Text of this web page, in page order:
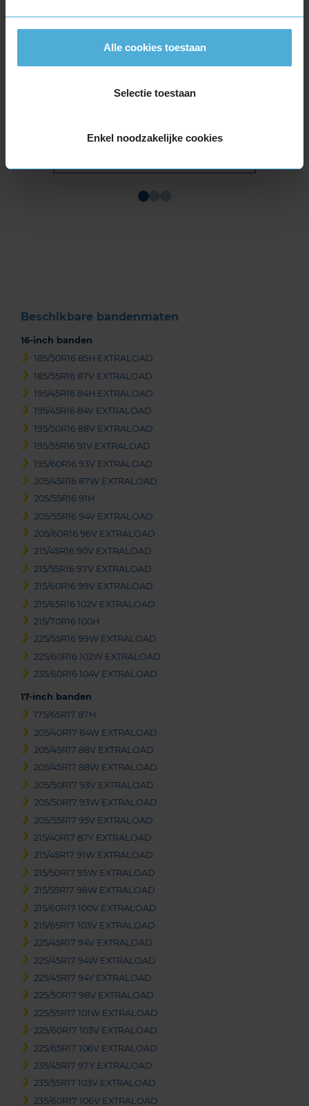
Alle cookies toestaan
Selectie toestaan
Enkel noodzakelijke cookies
Per band € 40,-
Bandengarantieplan
Beschikbare bandenmaten
16-inch banden
185/50R16 85H EXTRALOAD
185/55R16 87V EXTRALOAD
195/45R16 84H EXTRALOAD
195/45R16 84V EXTRALOAD
195/50R16 88V EXTRALOAD
195/55R16 91V EXTRALOAD
195/60R16 93V EXTRALOAD
205/45R16 87W EXTRALOAD
205/55R16 91H
205/55R16 94V EXTRALOAD
205/60R16 96V EXTRALOAD
215/45R16 90V EXTRALOAD
215/55R16 97V EXTRALOAD
215/60R16 99V EXTRALOAD
215/65R16 102V EXTRALOAD
215/70R16 100H
225/55R16 99W EXTRALOAD
225/60R16 102W EXTRALOAD
235/60R16 104V EXTRALOAD
17-inch banden
175/65R17 87H
205/40R17 84W EXTRALOAD
205/45R17 88V EXTRALOAD
205/45R17 88W EXTRALOAD
205/50R17 93V EXTRALOAD
205/50R17 93W EXTRALOAD
205/55R17 95V EXTRALOAD
215/40R17 87Y EXTRALOAD
215/45R17 91W EXTRALOAD
215/50R17 95W EXTRALOAD
215/55R17 98W EXTRALOAD
215/60R17 100V EXTRALOAD
215/65R17 103V EXTRALOAD
225/45R17 94V EXTRALOAD
225/45R17 94W EXTRALOAD
225/45R17 94Y EXTRALOAD
225/50R17 98V EXTRALOAD
225/55R17 101W EXTRALOAD
225/60R17 103V EXTRALOAD
225/65R17 106V EXTRALOAD
235/45R17 97Y EXTRALOAD
235/55R17 103V EXTRALOAD
235/60R17 106V EXTRALOAD